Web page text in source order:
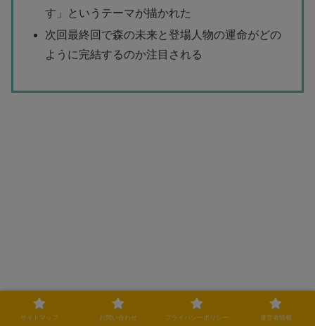
す」というテーマが描かれた
次回最終回で森の未来と登場人物の運命がどの
ように完結するのか注目される
サイトマップ お問い合わせ プライバシーポリシー 運営者情報